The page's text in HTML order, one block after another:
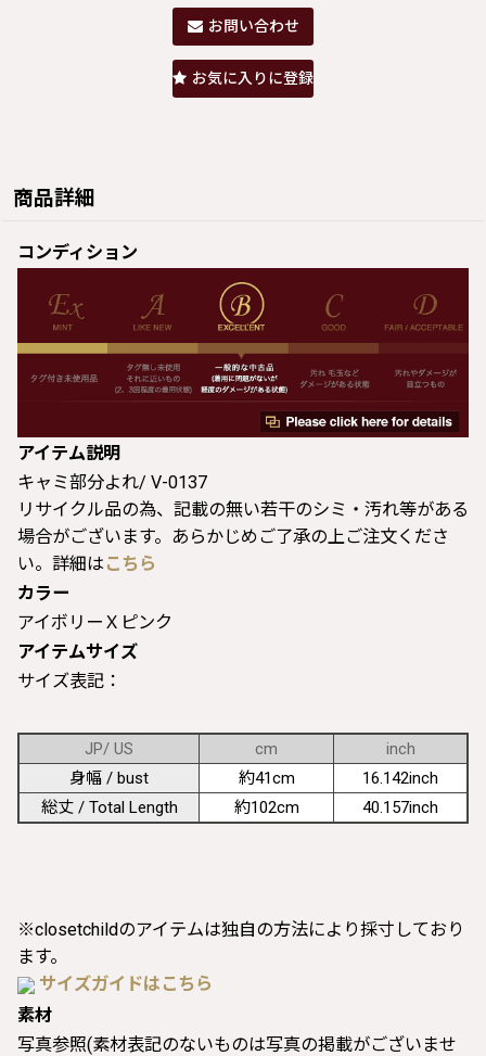
お問い合わせ
お気に入りに登録
商品詳細
コンディション
アイテム説明
キャミ部分よれ/ V-0137
リサイクル品の為、記載の無い若干のシミ・汚れ等がある
場合がございます。あらかじめご了承の上ご注文くださ
い。詳細は こちら
カラー
アイボリーＸピンク
アイテムサイズ
サイズ表記：
JP/ US cm
inch
身幅 / bust
約41cm
16.142inch
総丈 / Total Length
約102cm 40.157inch
※closetchildのアイテムは独自の方法により採寸しており
ます。
サイズガイドはこちら
素材
写真参照(素材表記のないものは写真の掲載がございませ